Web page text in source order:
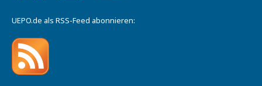
UEPO.de als RSS-Feed abonnieren: